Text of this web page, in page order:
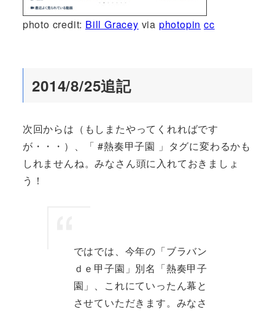
photo credit: Bill Gracey via photopin cc
2014/8/25追記
次回からは（もしまたやってくれればです
が・・・）、「 #熱奏甲子園 」タグに変わるかも
しれませんね。みなさん頭に入れておきましょ
う！
ではでは、今年の「ブラバン
ｄｅ甲子園」別名「熱奏甲子
園」、これにていったん幕と
させていただきます。みなさ